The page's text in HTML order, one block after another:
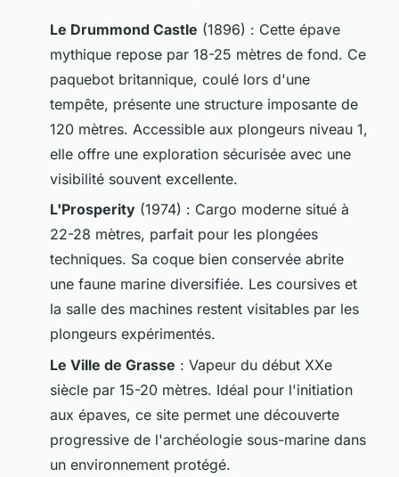
Le Drummond Castle (1896) : Cette épave
mythique repose par 18-25 mètres de fond. Ce
paquebot britannique, coulé lors d'une
tempête, présente une structure imposante de
120 mètres. Accessible aux plongeurs niveau 1,
elle offre une exploration sécurisée avec une
visibilité souvent excellente.
L'Prosperity (1974) : Cargo moderne situé à
22-28 mètres, parfait pour les plongées
techniques. Sa coque bien conservée abrite
une faune marine diversifiée. Les coursives et
la salle des machines restent visitables par les
plongeurs expérimentés.
Le Ville de Grasse : Vapeur du début XXe
siècle par 15-20 mètres. Idéal pour l'initiation
aux épaves, ce site permet une découverte
progressive de l'archéologie sous-marine dans
un environnement protégé.